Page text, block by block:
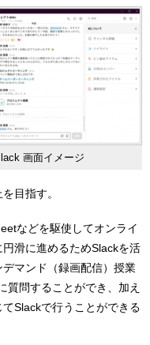
画面イメージ
目指す。
などを駆使してオンライ
滑に進めるためSlackを活
マンド（録画配信）授業
質問することができ、加え
Slackで行うことができる